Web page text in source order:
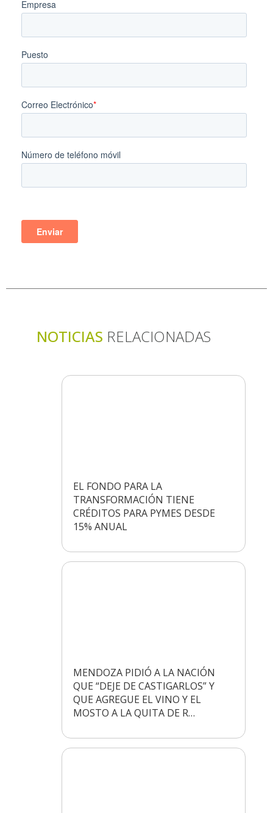
NOTICIAS RELACIONADAS
EL FONDO PARA LA
TRANSFORMACIÓN TIENE
CRÉDITOS PARA PYMES DESDE
15% ANUAL
MENDOZA PIDIÓ A LA NACIÓN
QUE “DEJE DE CASTIGARLOS” Y
QUE AGREGUE EL VINO Y EL
MOSTO A LA QUITA DE R…